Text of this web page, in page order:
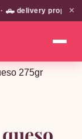
🛻 delivery propio en
✕
275gr